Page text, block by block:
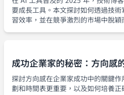
要成長工具。本文探討如何透過技
習效率，並在競爭激烈的市場中脫
成功企業家的秘密：方向感
探討方向感在企業家成功中的關鍵
劃和時間表更重要，以及如何培養正